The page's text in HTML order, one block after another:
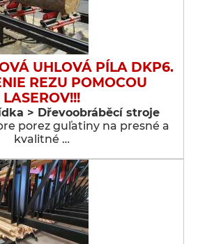
UHLOVÁ PÍLA DKP6.
REZU POMOCOU
LASEROV!!!
> Dřevoobráběcí stroje
porez guľatiny na presné a
kvalitné …